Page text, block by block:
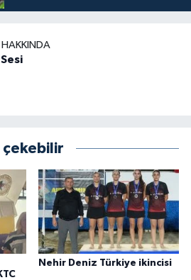
HAKKINDA
Sesi
çekebilir
Nehir Deniz Türkiye ikincisi